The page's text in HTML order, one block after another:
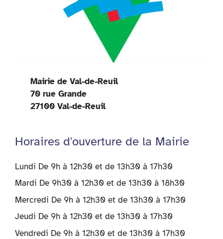
Mairie de Val-de-Reuil
70 rue Grande
27100 Val-de-Reuil
Horaires d'ouverture de la Mairie
Lundi De 9h à 12h30 et de 13h30 à 17h30
Mardi De 9h30 à 12h30 et de 13h30 à 18h30
Mercredi De 9h à 12h30 et de 13h30 à 17h30
Jeudi De 9h à 12h30 et de 13h30 à 17h30
Vendredi De 9h à 12h30 et de 13h30 à 17h30